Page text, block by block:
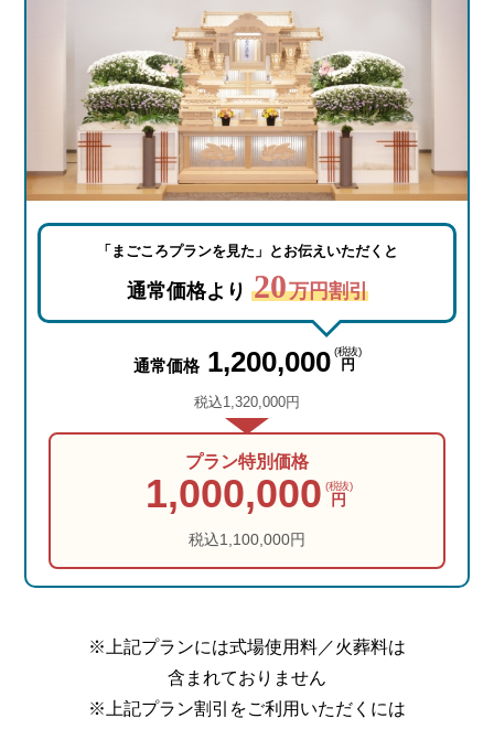
「まごころプランを見た」 とお伝えいただくと
通常価格より 20万円割引
通常価格 1,200,000 円
(税抜)
税込1,320,000円
プラン特別価格
1,000,000 円
(税抜)
税込1,100,000円
※上記プランには式場使用料／火葬料は
含まれておりません
※上記プラン割引をご利用いただくには